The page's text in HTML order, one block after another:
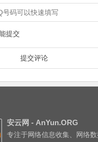
提交
安云网 - AnYun.ORG
专注于网络信息收集、网络